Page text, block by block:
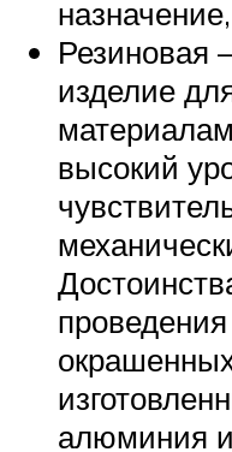
Резиновая
изделие
высокий
алюминия